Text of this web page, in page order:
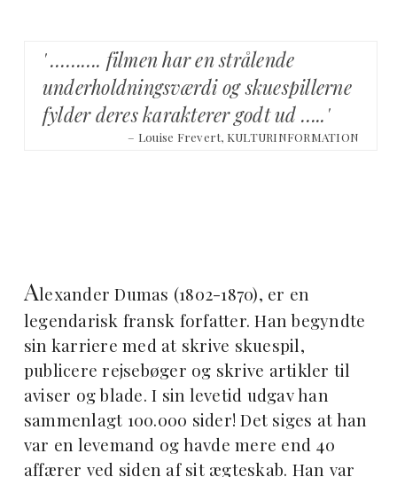
' ………. filmen har en strålende
underholdningsværdi og skuespillerne
fylder deres karakterer godt ud …..'
– Louise Frevert, KULTURINFORMATION
Alexander Dumas (1802-1870), er en
legendarisk fransk forfatter. Han begyndte
sin karriere med at skrive skuespil,
publicere rejsebøger og skrive artikler til
aviser og blade. I sin levetid udgav han
sammenlagt 100.000 sider! Det siges at han
var en levemand og havde mere end 40
affærer ved siden af sit ægteskab. Han var